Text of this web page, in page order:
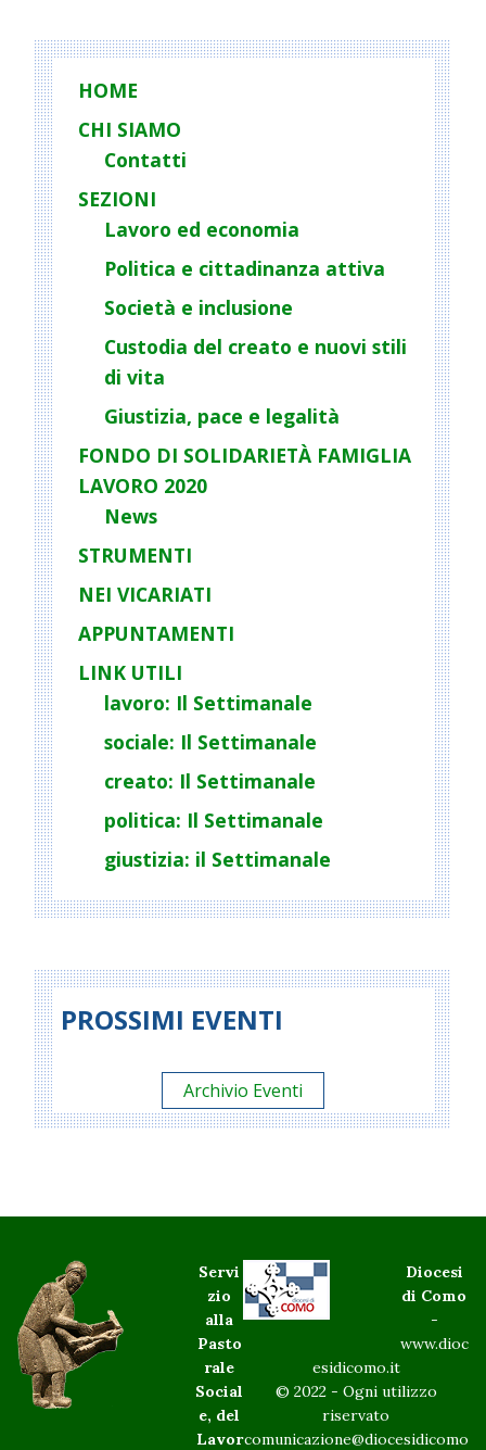
HOME
CHI SIAMO
Contatti
SEZIONI
Lavoro ed economia
Politica e cittadinanza attiva
Società e inclusione
Custodia del creato e nuovi stili
di vita
Giustizia, pace e legalità
FONDO DI SOLIDARIETÀ FAMIGLIA
LAVORO 2020
News
STRUMENTI
NEI VICARIATI
APPUNTAMENTI
LINK UTILI
lavoro: Il Settimanale
sociale: Il Settimanale
creato: Il Settimanale
politica: Il Settimanale
giustizia: il Settimanale
PROSSIMI EVENTI
Archivio Eventi
Servi
zio
alla
Pasto
rale
Social
e, del
Lavor
Diocesi
di Como
-
www.dioc
esidicomo.it
© 2022 - Ogni utilizzo
riservato
comunicazione@diocesidicomo